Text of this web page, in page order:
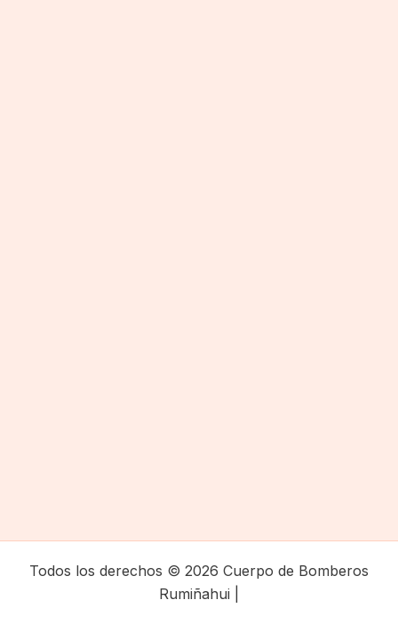
Todos los derechos © 2026 Cuerpo de Bomberos
Rumiñahui |